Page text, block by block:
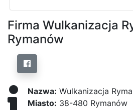
Firma Wulkanizacja
Rymanów
Nazwa: Wulkanizacja
Miasto: 38-480 Rymanów